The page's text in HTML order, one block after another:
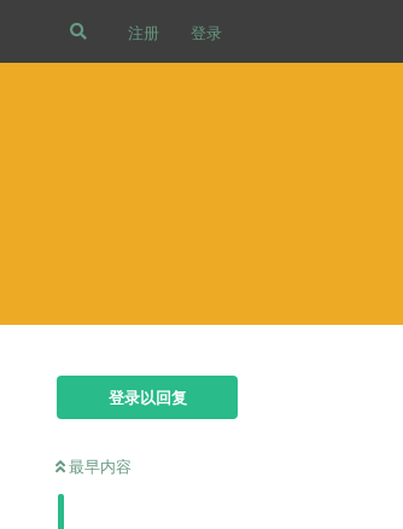
注册 登录
登录以回复
最早内容